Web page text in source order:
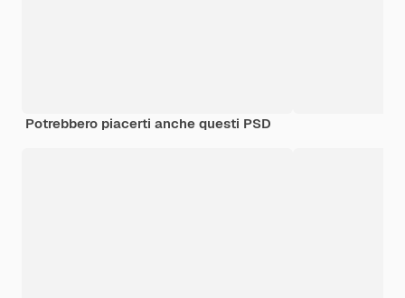
Potrebbero piacerti anche questi PSD